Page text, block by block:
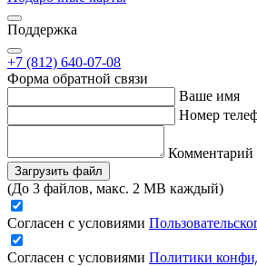
Поддержка
+7 (812) 640-07-08
Форма обратной связи
Ваше имя
Номер
Комментарий
Загрузить файл
(До 3 файлов, макс. 2 MB каждый)
Согласен с условиями
Согласен с условиями Политики